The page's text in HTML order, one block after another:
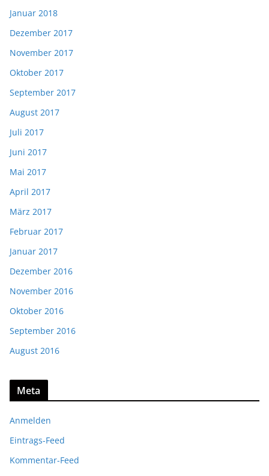
Januar 2018
Dezember 2017
November 2017
Oktober 2017
September 2017
August 2017
Juli 2017
Juni 2017
Mai 2017
April 2017
März 2017
Februar 2017
Januar 2017
Dezember 2016
November 2016
Oktober 2016
September 2016
August 2016
Meta
Anmelden
Eintrags-Feed
Kommentar-Feed